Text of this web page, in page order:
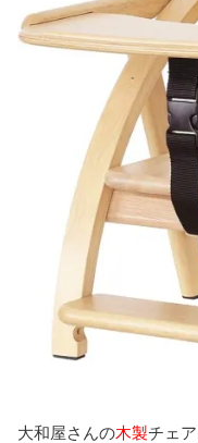
大和屋さんの木製チェ